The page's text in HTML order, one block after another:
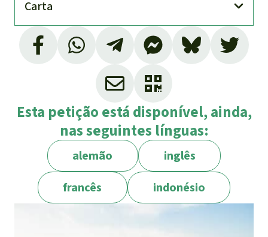
Carta
Esta petição está disponível, ainda,
nas seguintes línguas:
alemão
inglês
francês
indonésio